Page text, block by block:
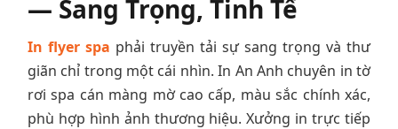
— Sang Trọng, Tinh Tế
In flyer spa phải truyền tải sự sang trọng và thư
giãn chỉ trong một cái nhìn. In An Anh chuyên in tờ
rơi spa cán màng mờ cao cấp, màu sắc chính xác,
phù hợp hình ảnh thương hiệu. Xưởng in trực tiếp